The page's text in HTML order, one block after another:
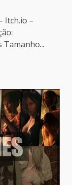
Itch.io –
Tamanho...